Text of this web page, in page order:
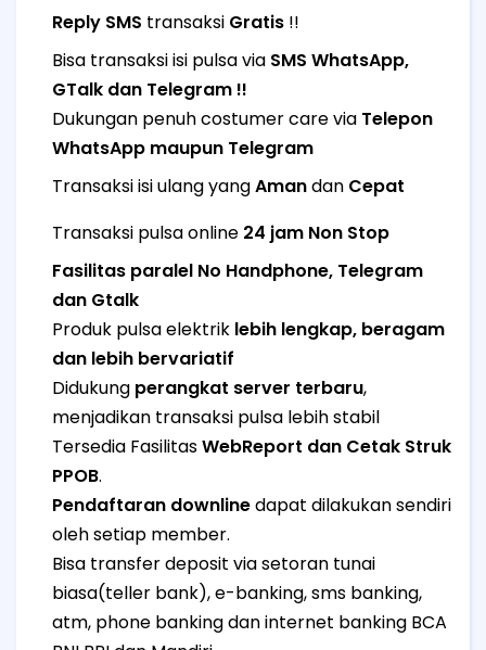
Reply SMS transaksi Gratis !!
Bisa transaksi isi pulsa via SMS WhatsApp,
GTalk dan Telegram !!
Dukungan penuh costumer care via Telepon
WhatsApp maupun Telegram
Transaksi isi ulang yangAmandan Cepat
Transaksi pulsa online 24 jam Non Stop
Fasilitas paralel No Handphone, Telegram
dan Gtalk
Produk pulsa elektrik lebih lengkap, beragam
dan lebih bervariatif
Didukung perangkat server terbaru,
menjadikan transaksi pulsa lebih stabil
Tersedia FasilitasWebReport dan Cetak Struk
PPOB.
Pendaftaran downlinedapat dilakukan sendiri
oleh setiap member.
Bisa transfer deposit via setoran tunai
biasa(teller bank), e-banking, sms banking,
atm, phone banking dan internet banking BCA